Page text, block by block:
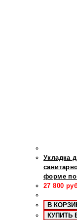
Укладка
форме по
27 800
В
КУПИТЬ